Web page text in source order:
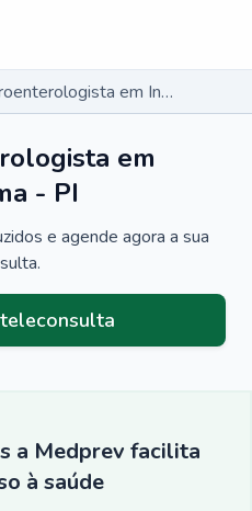
Gastroenterologista em Inhuma - PI
em
- PI
e agende agora a sua
a Medprev facilita
à saúde